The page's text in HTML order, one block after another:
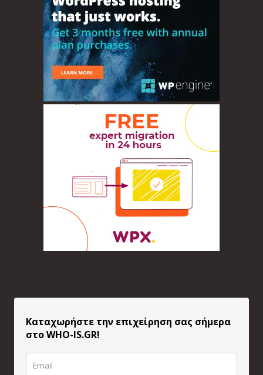
Καταχωρήστε την επιχείρηση σας σήμερα
στο WHO-IS.GR!